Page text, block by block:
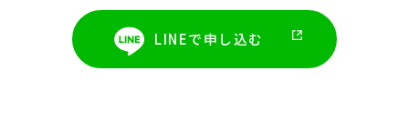
LINEで申し込む